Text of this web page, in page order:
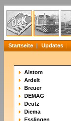
Startseite Updates
Alstom
Ardelt
Breuer
DEMAG
Deutz
Diema
Esslingen